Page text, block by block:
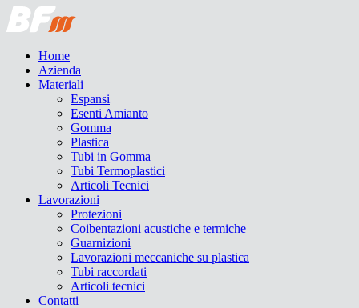
Home
Azienda
Materiali
Espansi
Esenti Amianto
Gomma
Plastica
Tubi in Gomma
Tubi Termoplastici
Articoli Tecnici
Lavorazioni
Protezioni
Coibentazioni acustiche e termiche
Guarnizioni
Lavorazioni meccaniche su plastica
Tubi raccordati
Articoli tecnici
Contatti